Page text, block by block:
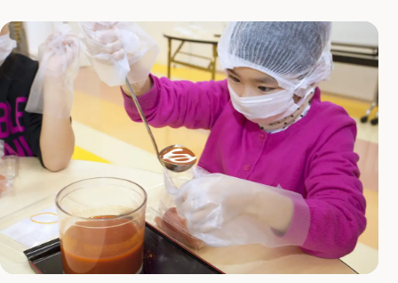
会など、多彩なイベントを開催しており、朝...